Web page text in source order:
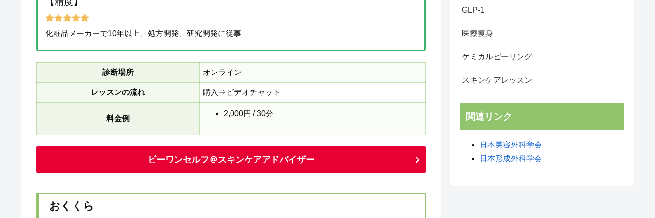
化粧品メーカーで10年以上、処方開発、研究開発に従事
診断場所 オンライン
レッスンの流れ 購入⇒ビデオチャット
料金例
2,000円 / 30分
ビーワンセルフ＠スキンケアアドバイザー
おくくら
GLP-1
医療痩身
ケミカルピーリング
スキンケアレッスン
関連リンク
日本美容外科学会
日本形成外科学会